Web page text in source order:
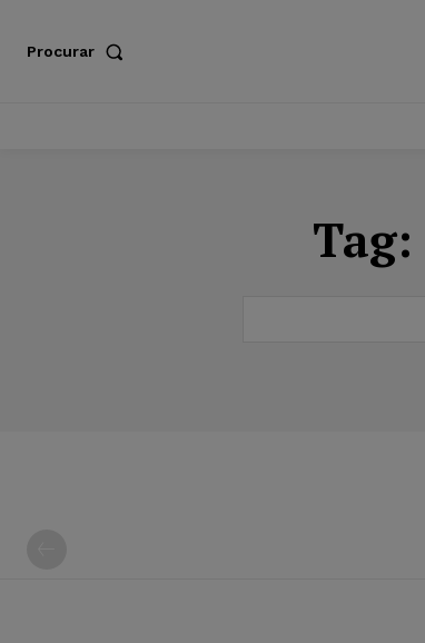
Procurar
Tag: